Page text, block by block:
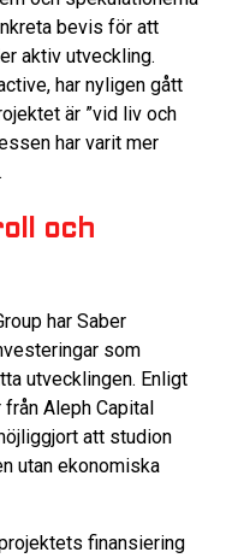
bevis för att
aktiv utveckling.
har nyligen gått
är ”vid liv och
har varit mer
och
har Saber
som
utvecklingen. Enligt
Aleph Capital
att studion
utan ekonomiska
finansiering